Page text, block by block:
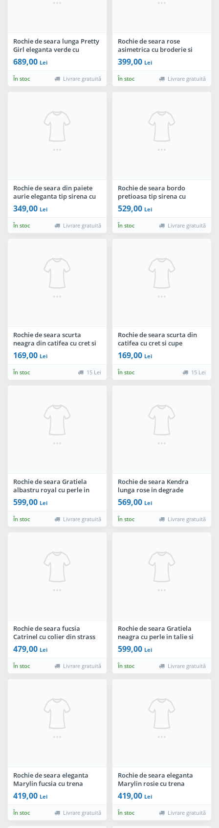
Rochie de seara lunga Pretty
Girl eleganta verde cu
cordon tip funda
689,00 Lei
În stoc Livrare gratuită
Rochie de seara rose
asimetrica cu broderie si
paiete
399,00 Lei
În stoc Livrare gratuită
Rochie de seara din paiete
aurie eleganta tip sirena cu
trena
349,00 Lei
În stoc Livrare gratuită
Rochie de seara bordo
pretioasa tip sirena cu
broderie aplicata si margele
529,00 Lei
În stoc Livrare gratuită
Rochie de seara scurta
neagra din catifea cu cret si
cupe buretate
169,00 Lei
În stoc 15 Lei
Rochie de seara scurta din
catifea cu cret si cupe
buretate
169,00 Lei
În stoc 15 Lei
Rochie de seara Gratiela
albastru royal cu perle in
talie si accesoriu tip fulgi
599,00 Lei
În stoc Livrare gratuită
Rochie de seara Kendra
lunga rose in degrade
eleganta din tulle cu floare
3D
569,00 Lei
În stoc Livrare gratuită
Rochie de seara fucsia
Catrinel cu colier din strass
si crapatura pe picior
479,00 Lei
În stoc Livrare gratuită
Rochie de seara Gratiela
neagra cu perle in talie si
accesoriu tip fulgi
599,00 Lei
În stoc Livrare gratuită
Rochie de seara eleganta
Marylin fucsia cu trena
detasabila
419,00 Lei
În stoc Livrare gratuită
Rochie de seara eleganta
Marylin rosie cu trena
detasabila
419,00 Lei
În stoc Livrare gratuită